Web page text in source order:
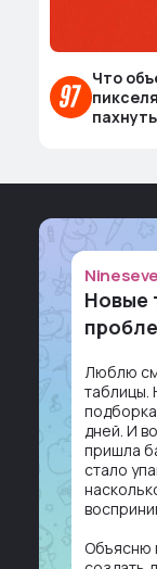
Что
Новые
Люблю
таблицы.
дней. И
пришла
стало
Объясню